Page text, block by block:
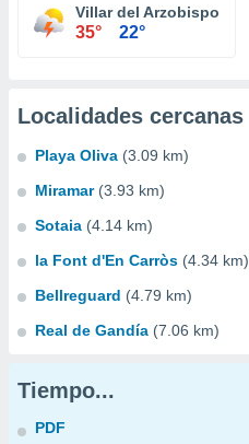
Villar del Arzobispo
35° 22°
Localidades cercanas
Playa Oliva (3.09 km)
Miramar (3.93 km)
Sotaia (4.14 km)
la Font d'En Carròs (4.34 km)
Bellreguard (4.79 km)
Real de Gandía (7.06 km)
Tiempo...
PDF